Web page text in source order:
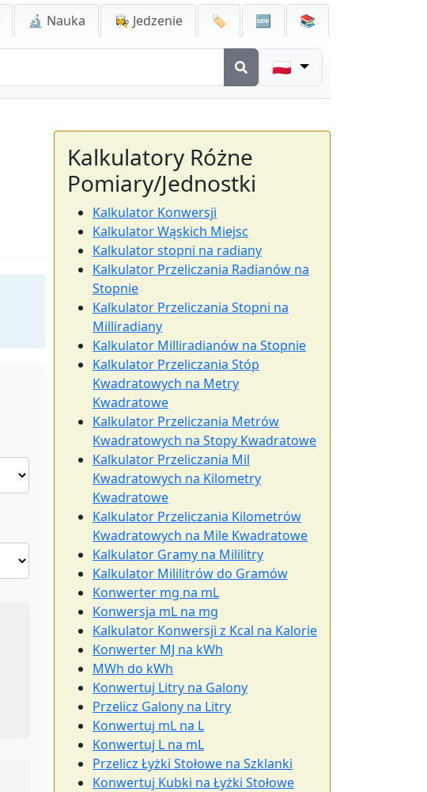
🔬 Nauka 👩‍🍳 Jedzenie 🏷️ 🆕 📚
🇵🇱
Kalkulatory Różne
Pomiary/Jednostki
Kalkulator Konwersji
Kalkulator Wąskich Miejsc
Kalkulator stopni na radiany
Kalkulator Przeliczania Radianów na
Stopnie
Kalkulator Przeliczania Stopni na
Milliradiany
Kalkulator Milliradianów na Stopnie
Kalkulator Przeliczania Stóp
Kwadratowych na Metry
Kwadratowe
Kalkulator Przeliczania Metrów
Kwadratowych na Stopy Kwadratowe
Kalkulator Przeliczania Mil
Kwadratowych na Kilometry
Kwadratowe
Kalkulator Przeliczania Kilometrów
Kwadratowych na Mile Kwadratowe
Kalkulator Gramy na Mililitry
Kalkulator Mililitrów do Gramów
Konwerter mg na mL
Konwersja mL na mg
Kalkulator Konwersji z Kcal na Kalorie
Konwerter MJ na kWh
MWh do kWh
Konwertuj Litry na Galony
Przelicz Galony na Litry
Konwertuj mL na L
Konwertuj L na mL
Przelicz Łyżki Stołowe na Szklanki
Konwertuj Kubki na Łyżki Stołowe